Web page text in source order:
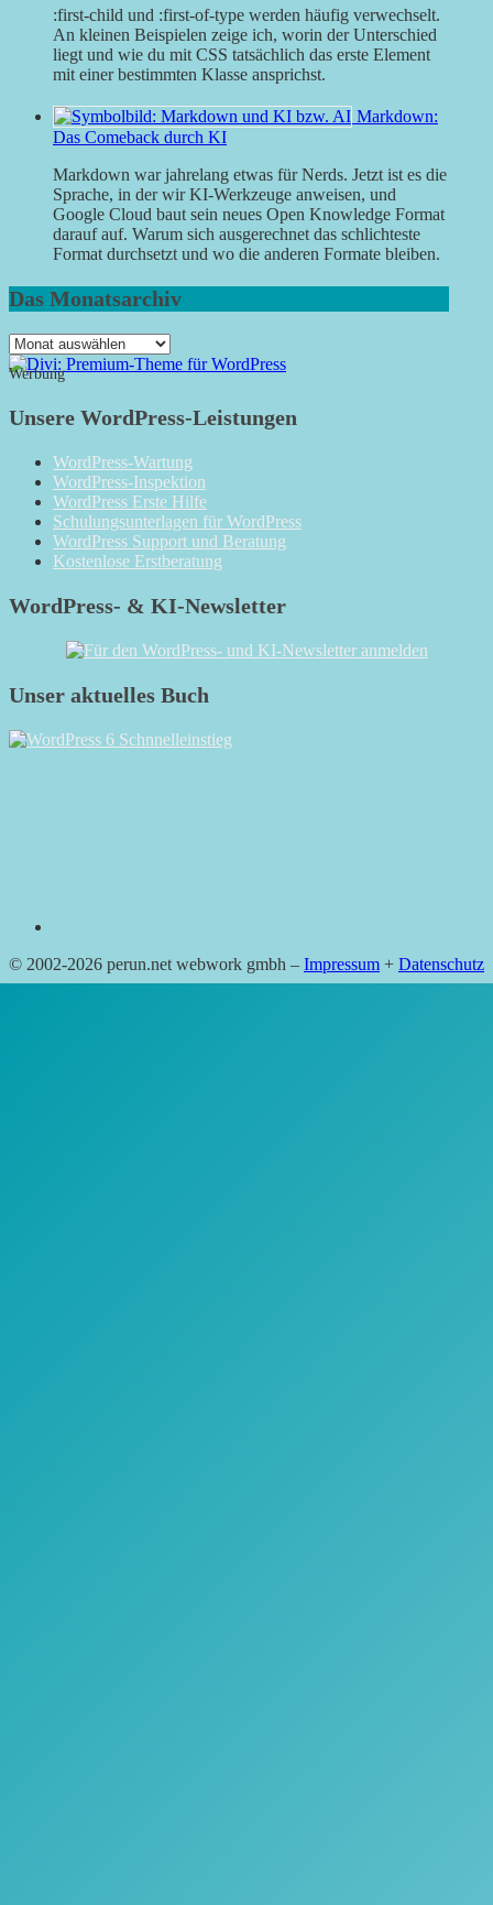
:first-child und :first-of-type werden häufig verwechselt.
An kleinen Beispielen zeige ich, worin der Unterschied
liegt und wie du mit CSS tatsächlich das erste Element
mit einer bestimmten Klasse ansprichst.
Markdown:
Das Comeback durch KI
Markdown war jahrelang etwas für Nerds. Jetzt ist es die
Sprache, in der wir KI-Werkzeuge anweisen, und
Google Cloud baut sein neues Open Knowledge Format
darauf auf. Warum sich ausgerechnet das schlichteste
Format durchsetzt und wo die anderen Formate bleiben.
Das Monatsarchiv
Das
Monatsarchiv
Werbung
Unsere WordPress-Leistungen
WordPress-Wartung
WordPress-Inspektion
WordPress Erste Hilfe
Schulungsunterlagen für WordPress
WordPress Support und Beratung
Kostenlose Erstberatung
WordPress- & KI-Newsletter
Unser aktuelles Buch
© 2002-2026 perun.net webwork gmbh – Impressum + Datenschutz